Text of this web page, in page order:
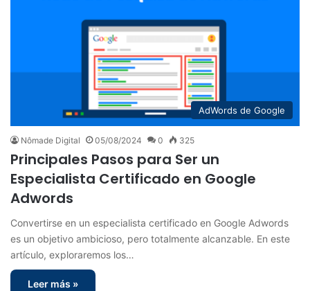
AdWords de Google
Nômade Digital 05/08/2024 0 325
Principales Pasos para Ser un
Especialista Certificado en Google
Adwords
Convertirse en un especialista certificado en Google Adwords
es un objetivo ambicioso, pero totalmente alcanzable. En este
artículo, exploraremos los…
Leer más »